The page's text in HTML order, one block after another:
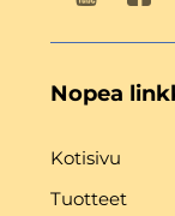
Nopea
Kotisivu
Tuotteet